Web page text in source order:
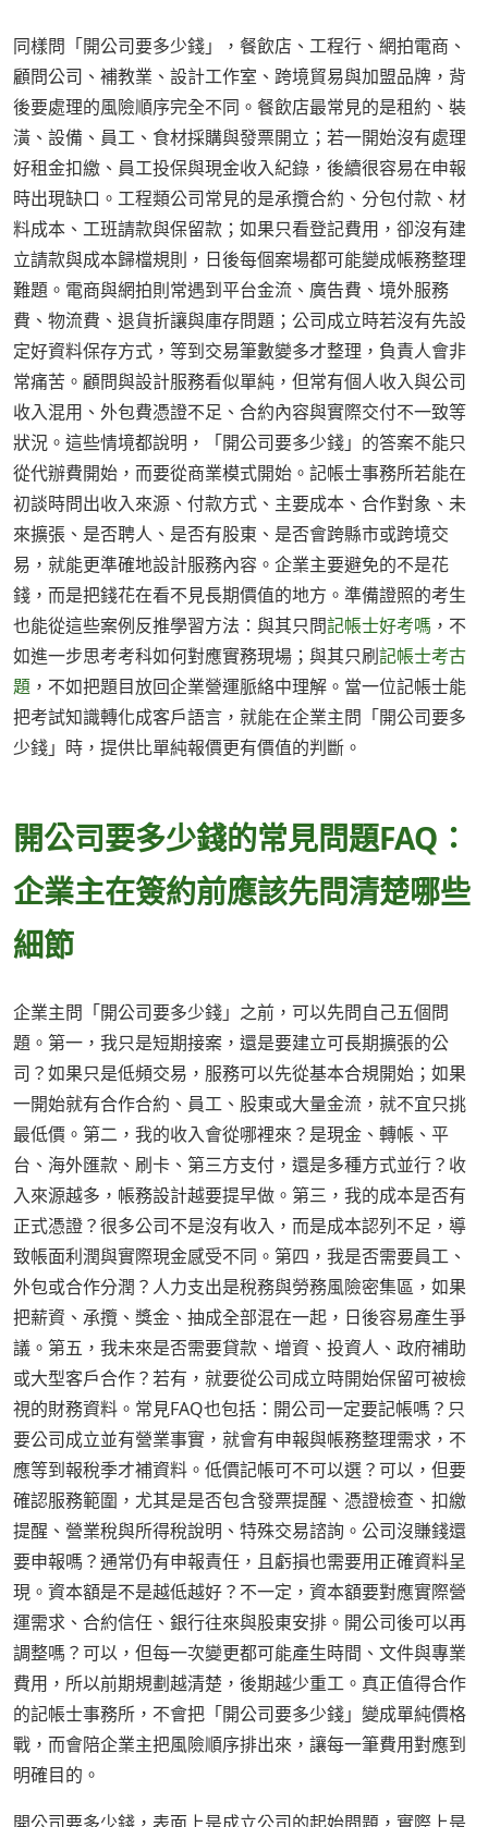
同樣問「開公司要多少錢」，餐飲店、工程行、網拍電商、
顧問公司、補教業、設計工作室、跨境貿易與加盟品牌，背
後要處理的風險順序完全不同。餐飲店最常見的是租約、裝
潢、設備、員工、食材採購與發票開立；若一開始沒有處理
好租金扣繳、員工投保與現金收入紀錄，後續很容易在申報
時出現缺口。工程類公司常見的是承攬合約、分包付款、材
料成本、工班請款與保留款；如果只看登記費用，卻沒有建
立請款與成本歸檔規則，日後每個案場都可能變成帳務整理
難題。電商與網拍則常遇到平台金流、廣告費、境外服務
費、物流費、退貨折讓與庫存問題；公司成立時若沒有先設
定好資料保存方式，等到交易筆數變多才整理，負責人會非
常痛苦。顧問與設計服務看似單純，但常有個人收入與公司
收入混用、外包費憑證不足、合約內容與實際交付不一致等
狀況。這些情境都說明，「開公司要多少錢」的答案不能只
從代辦費開始，而要從商業模式開始。記帳士事務所若能在
初談時問出收入來源、付款方式、主要成本、合作對象、未
來擴張、是否聘人、是否有股東、是否會跨縣市或跨境交
易，就能更準確地設計服務內容。企業主要避免的不是花
錢，而是把錢花在看不見長期價值的地方。準備證照的考生
也能從這些案例反推學習方法：與其只問記帳士好考嗎 ，不
如進一步思考考科如何對應實務現場；與其只刷記帳士考古
題 ，不如把題目放回企業營運脈絡中理解。當一位記帳士能
把考試知識轉化成客戶語言，就能在企業主問「開公司要多
少錢」時，提供比單純報價更有價值的判斷。
開公司要多少錢的常見問題FAQ：
企業主在簽約前應該先問清楚哪些
細節
企業主問「開公司要多少錢」之前，可以先問自己五個問
題。第一，我只是短期接案，還是要建立可長期擴張的公
司？如果只是低頻交易，服務可以先從基本合規開始；如果
一開始就有合作合約、員工、股東或大量金流，就不宜只挑
最低價。第二，我的收入會從哪裡來？是現金、轉帳、平
台、海外匯款、刷卡、第三方支付，還是多種方式並行？收
入來源越多，帳務設計越要提早做。第三，我的成本是否有
正式憑證？很多公司不是沒有收入，而是成本認列不足，導
致帳面利潤與實際現金感受不同。第四，我是否需要員工、
外包或合作分潤？人力支出是稅務與勞務風險密集區，如果
把薪資、承攬、獎金、抽成全部混在一起，日後容易產生爭
議。第五，我未來是否需要貸款、增資、投資人、政府補助
或大型客戶合作？若有，就要從公司成立時開始保留可被檢
視的財務資料。常見FAQ也包括：開公司一定要記帳嗎？只
要公司成立並有營業事實，就會有申報與帳務整理需求，不
應等到報稅季才補資料。低價記帳可不可以選？可以，但要
確認服務範圍，尤其是是否包含發票提醒、憑證檢查、扣繳
提醒、營業稅與所得稅說明、特殊交易諮詢。公司沒賺錢還
要申報嗎？通常仍有申報責任，且虧損也需要用正確資料呈
現。資本額是不是越低越好？不一定，資本額要對應實際營
運需求、合約信任、銀行往來與股東安排。開公司後可以再
調整嗎？可以，但每一次變更都可能產生時間、文件與專業
費用，所以前期規劃越清楚，後期越少重工。真正值得合作
的記帳士事務所，不會把「開公司要多少錢」變成單純價格
戰，而會陪企業主把風險順序排出來，讓每一筆費用對應到
明確目的。